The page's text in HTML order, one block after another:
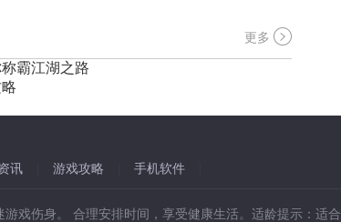
更多
霸江湖之路
讯 游戏攻略 手机软件
游戏伤身。 合理安排时间，享受健康生活。适龄提示：适合